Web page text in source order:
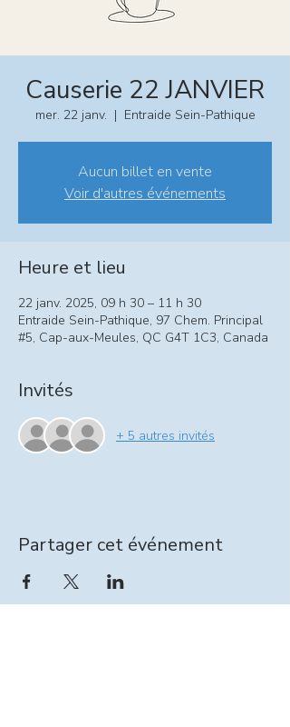
Causerie 22 JANVIER
mer. 22 janv.
  |
Entraide Sein-Pathique
Aucun billet en vente
Voir d'autres événements
Heure et lieu
22 janv. 2025, 09 h 30 – 11 h 30
Entraide Sein-Pathique, 97 Chem. Principal
#5, Cap-aux-Meules, QC G4T 1C3, Canada
Invités
+ 5 autres invités
Partager cet événement